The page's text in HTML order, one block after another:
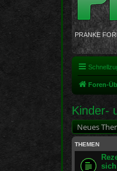
PRANKE
Foren-
Kinder-
Neues
THEMEN